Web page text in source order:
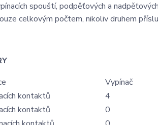
spouští, podpěťových a
celkovým počtem, nikoliv druhem
Vypínač
kontaktů
4
kontaktů
0